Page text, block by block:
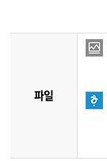
파일